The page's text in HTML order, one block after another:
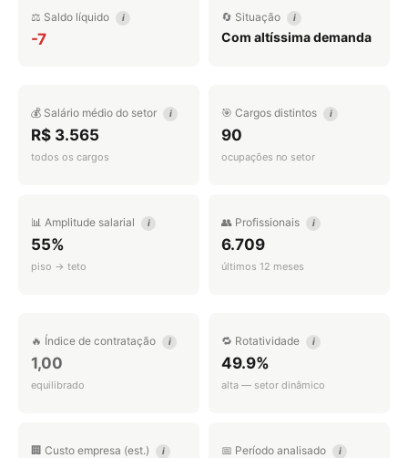
⚖️ Saldo líquido i
-7
🔄 Situação i
Com altíssima demanda
💰 Salário médio do setor i
R$ 3.565
todos os cargos
🎯 Cargos distintos i
90
ocupações no setor
📊 Amplitude salarial i
55%
piso → teto
👥 Profissionais i
6.709
últimos 12 meses
🔥 Índice de contratação i
1,00
equilibrado
🔁 Rotatividade i
49.9%
alta — setor dinâmico
🏢 Custo empresa (est.) i 📅 Período analisado i